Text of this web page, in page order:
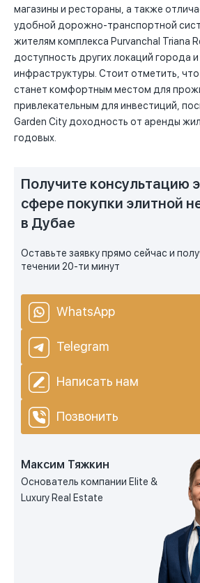
магазины и рестораны, а также
удобной дорожно-транспортной
жителям комплекса Purvanchal Triana
доступность других локаций города
инфраструктуры. Стоит отметить,
станет комфортным местом для
привлекательным для инвестиций,
Garden City доходность от аренды
годовых.
Получите консультацию
сфере покупки элитной
в Дубае
Оставьте заявку прямо сейчас и
течении 20-ти минут
WhatsApp
Telegram
Написать нам
Позвонить
Максим Тяжкин
Основатель компании Elite &
Luxury Real Estate